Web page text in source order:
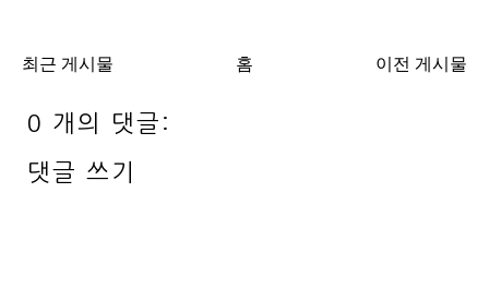
최근 게시물 이전 게시물
홈
0 개의 댓글:
댓글 쓰기